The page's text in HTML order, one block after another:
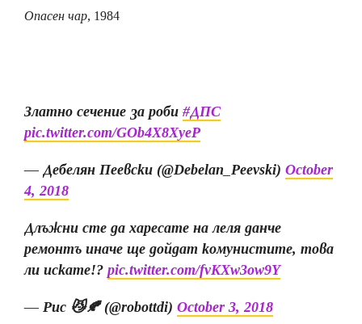
Опасен чар, 1984
Златно сечение за роби #ДПС
pic.twitter.com/GOb4X8XyeP
— Дебелян Пеевски (@Debelan_Peevski) October
4, 2018
Длъжни сте да харесате на леля данче
ремонтъ иначе ще дойдат комунистите, това
ли искате!? pic.twitter.com/fvKXw3ow9Y
— Рис 😼🍂 (@robottdi) October 3, 2018